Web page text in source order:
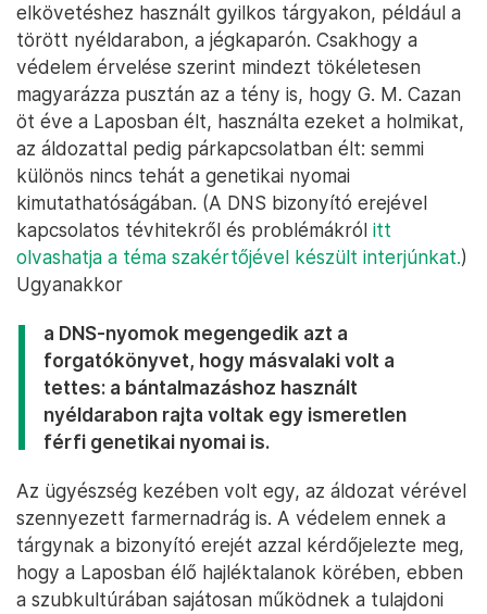
elkövetéshez használt gyilkos tárgyakon, például a
törött nyéldarabon, a jégkaparón. Csakhogy a
védelem érvelése szerint mindezt tökéletesen
magyarázza pusztán az a tény is, hogy G. M. Cazan
öt éve a Laposban élt, használta ezeket a holmikat,
az áldozattal pedig párkapcsolatban élt: semmi
különös nincs tehát a genetikai nyomai
kimutathatóságában. (A DNS bizonyító erejével
kapcsolatos tévhitekről és problémákról itt
olvashatja a téma szakértőjével készült interjúnkat.)
Ugyanakkor
a DNS-nyomok megengedik azt a
forgatókönyvet, hogy másvalaki volt a
tettes: a bántalmazáshoz használt
nyéldarabon rajta voltak egy ismeretlen
férfi genetikai nyomai is.
Az ügyészség kezében volt egy, az áldozat vérével
szennyezett farmernadrág is. A védelem ennek a
tárgynak a bizonyító erejét azzal kérdőjelezte meg,
hogy a Laposban élő hajléktalanok körében, ebben
a szubkultúrában sajátosan működnek a tulajdoni